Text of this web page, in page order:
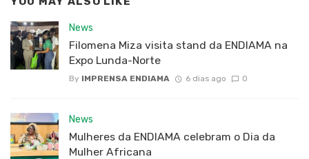
News
Filomena Miza visita stand da ENDIAMA na
Expo Lunda-Norte
By IMPRENSA ENDIAMA 6 dias ago 0
News
Mulheres da ENDIAMA celebram o Dia da
Mulher Africana